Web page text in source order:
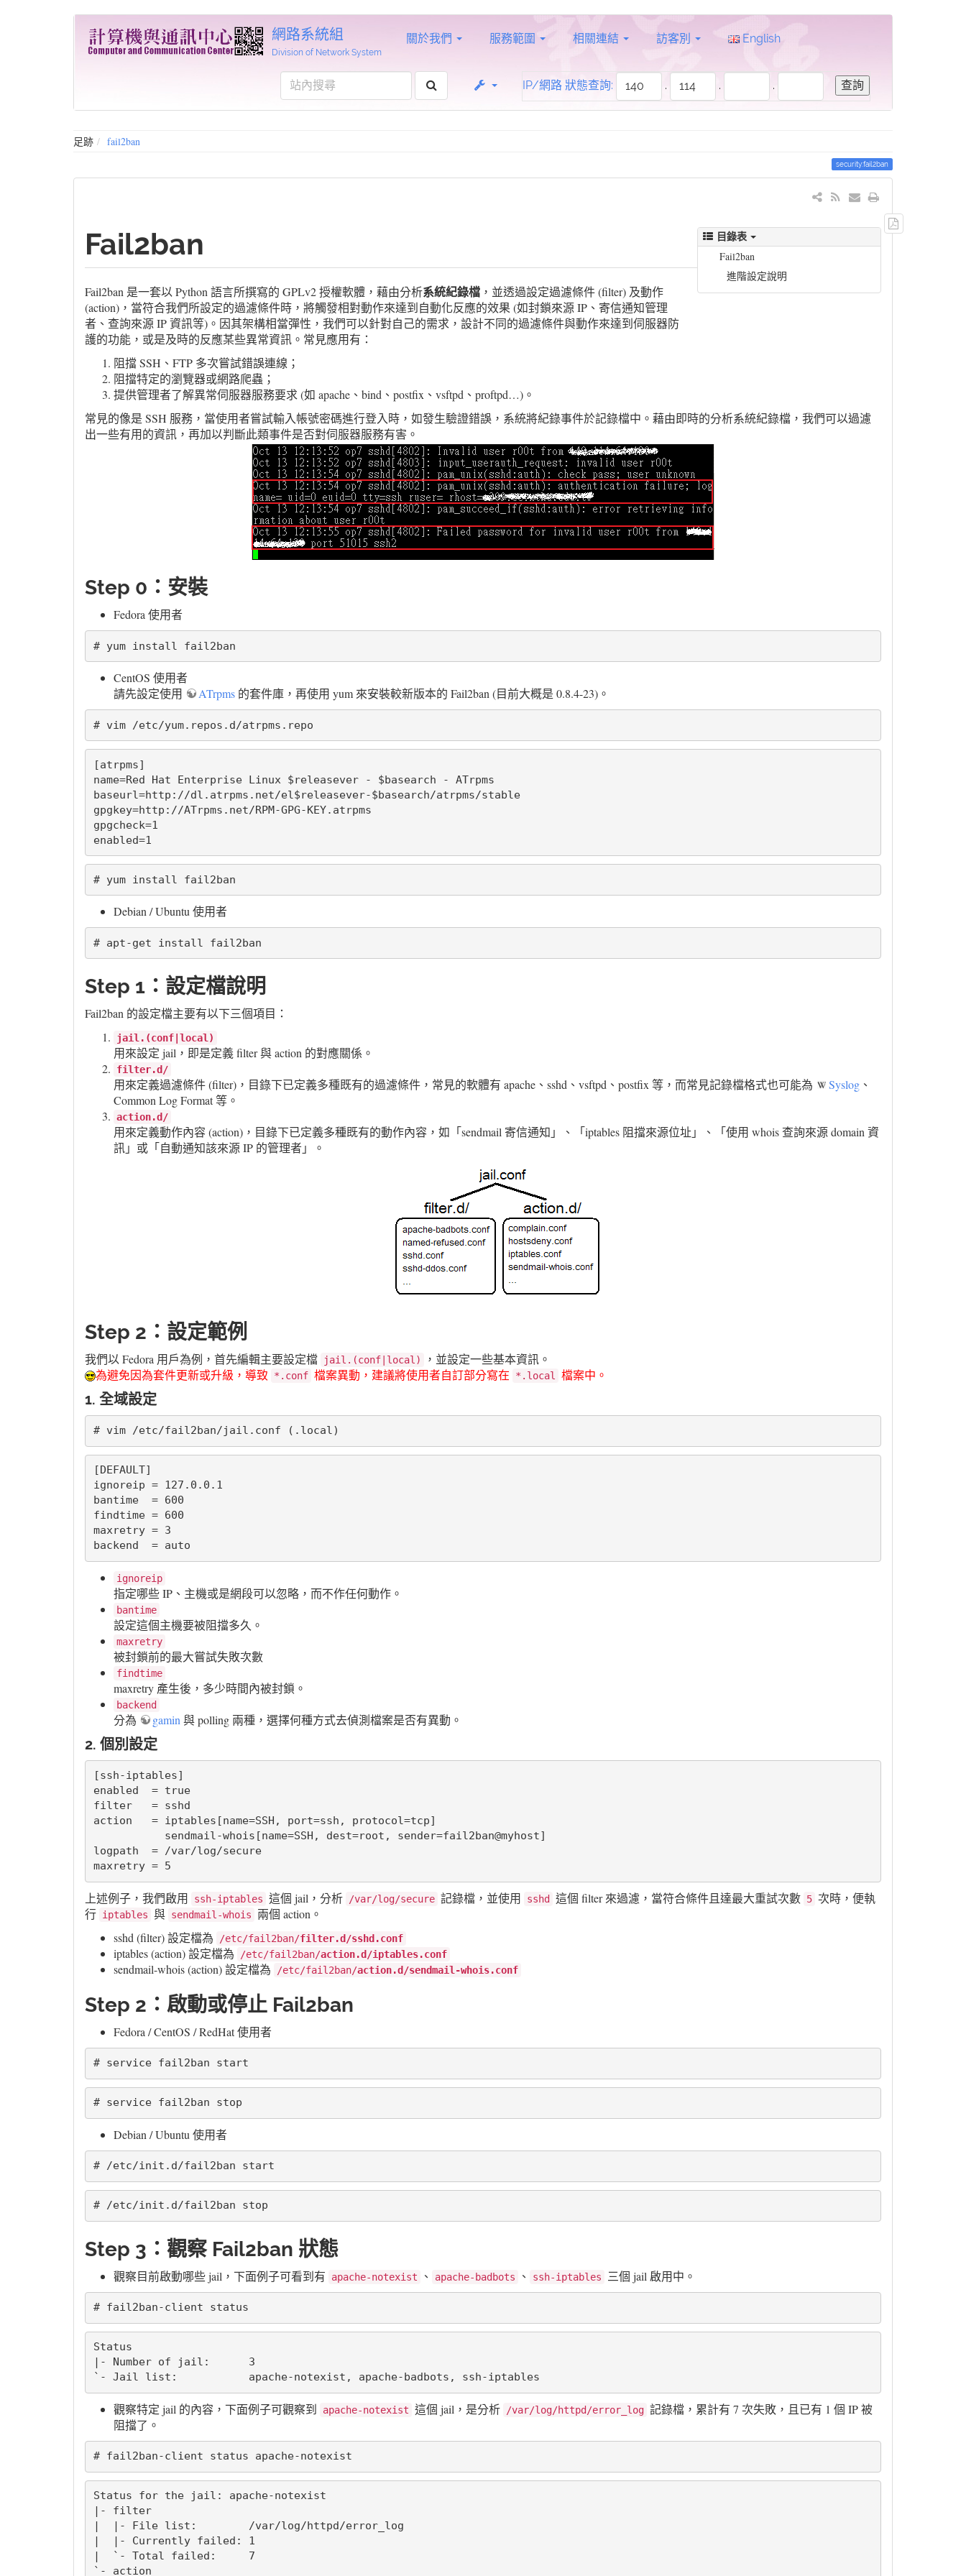
網路系統組
Division of Network System
關於我們 服務範圍 相關連結 訪客別 English
IP/網路 狀態查詢: . . .
足跡 fail2ban
security:fail2ban
出
目錄表
Fail2ban
進階設定說明
Fail2ban
Fail2ban 是一套以 Python 語言所撰寫的 GPLv2 授權軟體，藉由分析系統紀錄檔 ，並透過設定過濾條件 (filter) 及動作
(action)，當符合我們所設定的過濾條件時，將觸發相對動作來達到自動化反應的效果 (如封鎖來源 IP、寄信通知管理
者、查詢來源 IP 資訊等)。因其架構相當彈性，我們可以針對自己的需求，設計不同的過濾條件與動作來達到伺服器防
護的功能，或是及時的反應某些異常資訊。常見應用有：
阻擋 SSH、FTP 多次嘗試錯誤連線；
阻擋特定的瀏覽器或網路爬蟲；
提供管理者了解異常伺服器服務要求 (如 apache、bind、postfix、vsftpd、proftpd…)。
常見的像是 SSH 服務，當使用者嘗試輸入帳號密碼進行登入時，如發生驗證錯誤，系統將紀錄事件於記錄檔中。藉由即時的分析系統紀錄檔，我們可以過濾
出一些有用的資訊，再加以判斷此類事件是否對伺服器服務有害。
Step 0：安裝
Fedora 使用者
# yum install fail2ban
CentOS 使用者
請先設定使用
ATrpms 的套件庫，再使用 yum 來安裝較新版本的 Fail2ban (目前大概是 0.8.4-23)。
# vim /etc/yum.repos.d/atrpms.repo
[atrpms]
name=Red Hat Enterprise Linux $releasever - $basearch - ATrpms
baseurl=http://dl.atrpms.net/el$releasever-$basearch/atrpms/stable
gpgkey=http://ATrpms.net/RPM-GPG-KEY.atrpms
gpgcheck=1
enabled=1
# yum install fail2ban
Debian / Ubuntu 使用者
# apt-get install fail2ban
Step 1：設定檔說明
Fail2ban 的設定檔主要有以下三個項目：
jail.(conf|local)
用來設定 jail，即是定義 filter 與 action 的對應關係。
filter.d/
用來定義過濾條件 (filter)，目錄下已定義多種既有的過濾條件，常見的軟體有 apache、sshd、vsftpd、postfix 等，而常見記錄檔格式也可能為 Syslog 、
Common Log Format 等。
action.d/
用來定義動作內容 (action)，目錄下已定義多種既有的動作內容，如「sendmail 寄信通知」、「iptables 阻擋來源位址」、「使用 whois 查詢來源 domain 資
訊」或「自動通知該來源 IP 的管理者」。
Step 2：設定範例
我們以 Fedora 用戶為例，首先編輯主要設定檔 jail.(conf|local)
，並設定一些基本資訊。
為避免因為套件更新或升級，導致
*.conf 檔案異動，建議將使用者自訂部分寫在 *.local 檔案中。
1. 全域設定
# vim /etc/fail2ban/jail.conf (.local)
[DEFAULT]
ignoreip = 127.0.0.1
bantime  = 600
findtime = 600
maxretry = 3
backend  = auto
ignoreip
指定哪些 IP、主機或是網段可以忽略，而不作任何動作。
bantime
設定這個主機要被阻擋多久。
maxretry
被封鎖前的最大嘗試失敗次數
findtime
maxretry 產生後，多少時間內被封鎖。
backend
分為 gamin 與 polling 兩種，選擇何種方式去偵測檔案是否有異動。
2. 個別設定
[ssh-iptables]
enabled  = true
filter   = sshd
action   = iptables[name=SSH, port=ssh, protocol=tcp]
logpath  = /var/log/secure
maxretry = 5
上述例子，我們啟用 ssh-iptables 這個 jail，分析 /var/log/secure 記錄檔，並使用 sshd 這個 filter 來過濾，當符合條件且達最大重試次數 5 次時，便執
行 iptables 與 sendmail-whois
兩個 action。
sshd (filter) 設定檔為
/etc/fail2ban/filter.d/sshd.conf
iptables (action) 設定檔為 /etc/fail2ban/action.d/iptables.conf
sendmail-whois (action) 設定檔為 /etc/fail2ban/action.d/sendmail-whois.conf
Step 2：啟動或停止 Fail2ban
Fedora / CentOS / RedHat 使用者
# service fail2ban start
# service fail2ban stop
Debian / Ubuntu 使用者
# /etc/init.d/fail2ban start
# /etc/init.d/fail2ban stop
Step 3：觀察 Fail2ban 狀態
觀察目前啟動哪些 jail，下面例子可看到有 apache-notexist 、 apache-badbots 、 ssh-iptables 三個 jail 啟用中。
# fail2ban-client status
Status
|- Number of jail:      3
`- Jail list:           apache-notexist, apache-badbots, ssh-iptables
觀察特定 jail 的內容，下面例子可觀察到 apache-notexist 這個 jail，是分析 /var/log/httpd/error_log 記錄檔，累計有 7 次失敗，且已有 1 個 IP 被
阻擋了。
# fail2ban-client status apache-notexist
Status for the jail: apache-notexist
|- filter
|  |- File list:        /var/log/httpd/error_log
|  |- Currently failed: 1
|  `- Total failed:     7
`- action